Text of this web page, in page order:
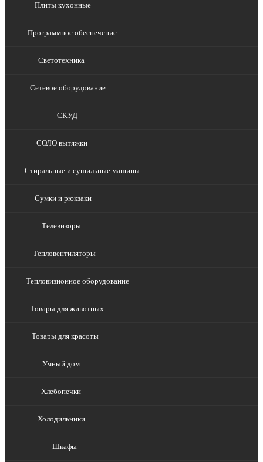
Плиты кухонные
Программное обеспечение
Светотехника
Сетевое оборудование
СКУД
СОЛО вытяжки
Стиральные и сушильные машины
Сумки и рюкзаки
Телевизоры
Тепловентиляторы
Тепловизионное оборудование
Товары для животных
Товары для красоты
Умный дом
Хлебопечки
Холодильники
Шкафы